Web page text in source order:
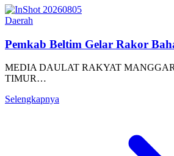
Daerah
Pemkab Beltim Gelar Rakor
MEDIA DAULAT RAKYAT
TIMUR…
Selengkapnya